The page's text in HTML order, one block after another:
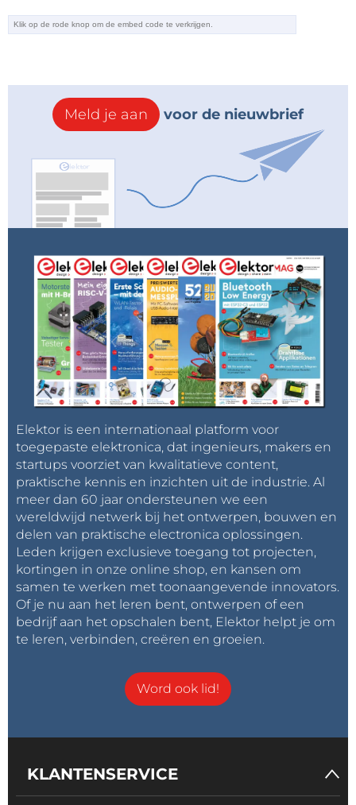
Meld je aan voor de nieuwbrief
Elektor is een internationaal platform voor
toegepaste elektronica, dat ingenieurs, makers en
startups voorziet van kwalitatieve content,
praktische kennis en inzichten uit de industrie. Al
meer dan 60 jaar ondersteunen we een
wereldwijd netwerk bij het ontwerpen, bouwen en
delen van praktische electronica oplossingen.
Leden krijgen exclusieve toegang tot projecten,
kortingen in onze online shop, en kansen om
samen te werken met toonaangevende innovators.
Of je nu aan het leren bent, ontwerpen of een
bedrijf aan het opschalen bent, Elektor helpt je om
te leren, verbinden, creëren en groeien.
Word ook lid!
KLANTENSERVICE